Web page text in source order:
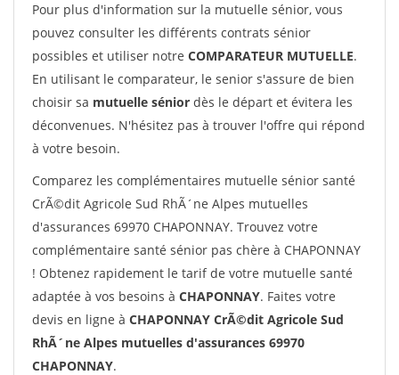
Pour plus d'information sur la mutuelle sénior, vous
pouvez consulter les différents contrats sénior
possibles et utiliser notre COMPARATEUR MUTUELLE.
En utilisant le comparateur, le senior s'assure de bien
choisir sa mutuelle sénior dès le départ et évitera les
déconvenues. N'hésitez pas à trouver l'offre qui répond
à votre besoin.
Comparez les complémentaires mutuelle sénior santé
CrÃ©dit Agricole Sud RhÃ´ne Alpes mutuelles
d'assurances 69970 CHAPONNAY. Trouvez votre
complémentaire santé sénior pas chère à CHAPONNAY
! Obtenez rapidement le tarif de votre mutuelle santé
adaptée à vos besoins à CHAPONNAY. Faites votre
devis en ligne à CHAPONNAY CrÃ©dit Agricole Sud
RhÃ´ne Alpes mutuelles d'assurances 69970
CHAPONNAY.